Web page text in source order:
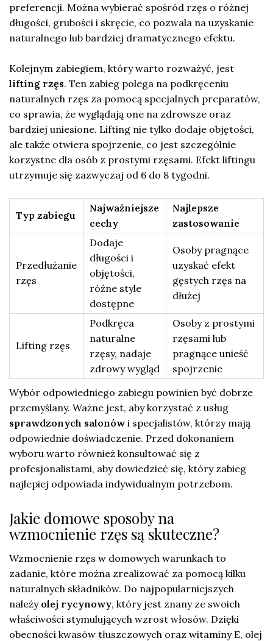
preferencji. Można wybierać spośród rzęs o różnej
długości, grubości i skręcie, co pozwala na uzyskanie
naturalnego lub bardziej dramatycznego efektu.
Kolejnym zabiegiem, który warto rozważyć, jest
lifting rzęs. Ten zabieg polega na podkręceniu
naturalnych rzęs za pomocą specjalnych preparatów,
co sprawia, że wyglądają one na zdrowsze oraz
bardziej uniesione. Lifting nie tylko dodaje objętości,
ale także otwiera spojrzenie, co jest szczególnie
korzystne dla osób z prostymi rzęsami. Efekt liftingu
utrzymuje się zazwyczaj od 6 do 8 tygodni.
Typ zabiegu
Najważniejsze
cechy
Najlepsze
zastosowanie
Przedłużanie
rzęs
Dodaje
długości i
objętości,
różne style
dostępne
Osoby pragnące
uzyskać efekt
gęstych rzęs na
dłużej
Lifting rzęs
Podkręca
naturalne
rzęsy, nadaje
zdrowy wygląd
Osoby z prostymi
rzęsami lub
pragnące unieść
spojrzenie
Wybór odpowiedniego zabiegu powinien być dobrze
przemyślany. Ważne jest, aby korzystać z usług
sprawdzonych salonów i specjalistów, którzy mają
odpowiednie doświadczenie. Przed dokonaniem
wyboru warto również konsultować się z
profesjonalistami, aby dowiedzieć się, który zabieg
najlepiej odpowiada indywidualnym potrzebom.
Jakie domowe sposoby na
wzmocnienie rzęs są skuteczne?
Wzmocnienie rzęs w domowych warunkach to
zadanie, które można zrealizować za pomocą kilku
naturalnych składników. Do najpopularniejszych
należy olej rycynowy, który jest znany ze swoich
właściwości stymulujących wzrost włosów. Dzięki
obecności kwasów tłuszczowych oraz witaminy E, olej